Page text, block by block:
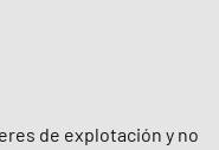
de explotación y no